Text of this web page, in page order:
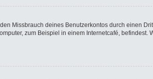
Missbrauch deines Benutzerkontos durch einen
zum Beispiel in einem Internetcafé, befindest.